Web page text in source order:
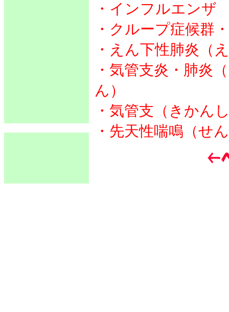
・インフルエンザ
・クループ症候群
・えん下性肺炎（
・気管支炎・肺炎
ん）
・気管支（きかん
・先天性喘鳴（せ